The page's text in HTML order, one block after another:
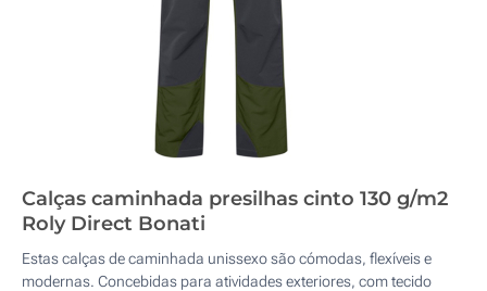
Calças caminhada presilhas cinto 130 g/m2
Roly Direct Bonati
Estas calças de caminhada unissexo são cómodas, flexíveis e
modernas. Concebidas para atividades exteriores, com tecido